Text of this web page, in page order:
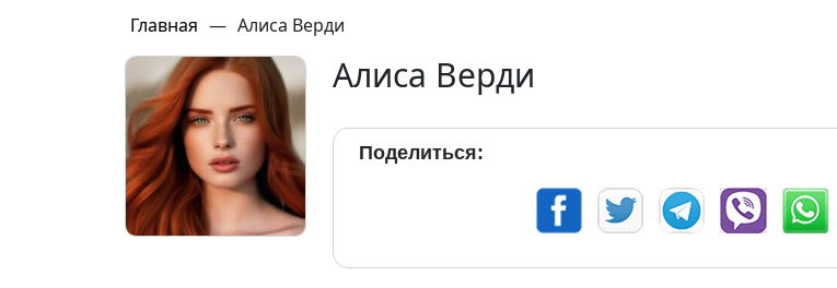
Главная — Алиса Верди
Алиса Верди
Поделиться: